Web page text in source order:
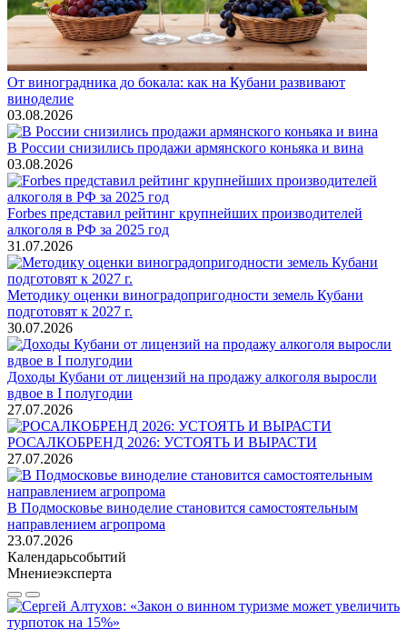
От виноградника до бокала: как на Кубани развивают
виноделие
03.08.2026
В России снизились продажи армянского коньяка и вина
03.08.2026
Forbes представил рейтинг крупнейших производителей
алкоголя в РФ за 2025 год
31.07.2026
Методику оценки виноградопригодности земель Кубани
подготовят к 2027 г.
30.07.2026
Доходы Кубани от лицензий на продажу алкоголя выросли
вдвое в I полугодии
27.07.2026
РОСАЛКОБРЕНД 2026: УСТОЯТЬ И ВЫРАСТИ
27.07.2026
В Подмосковье виноделие становится самостоятельным
направлением агропрома
23.07.2026
Календарьсобытий
Мнениеэксперта